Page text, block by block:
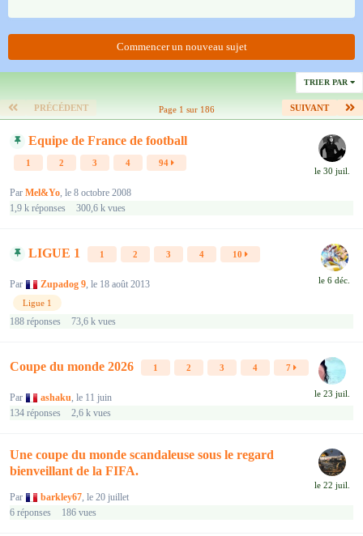
Commencer un nouveau sujet
TRIER PAR
PRÉCÉDENT SUIVANT
Page 1 sur 186
Equipe de France de football
1 2 3 4 94
Par Mel&Yo le 8 octobre 2008
1,9 k réponses 300,6 k vues
LIGUE 1 1 2 3 4 10
Par Zupadog 9 le 18 août 2013
Ligue 1
188 réponses 73,6 k vues
Coupe du monde 2026 1 2 3 4 7
Par ashaku le 11 juin
134 réponses 2,6 k vues
Une coupe du monde scandaleuse sous le regard
bienveillant de la FIFA.
Par barkley67 le 20 juillet
6 réponses 186 vues